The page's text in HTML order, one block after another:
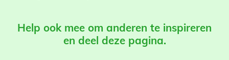
Help ook mee om anderen te inspireren
en deel deze pagina.